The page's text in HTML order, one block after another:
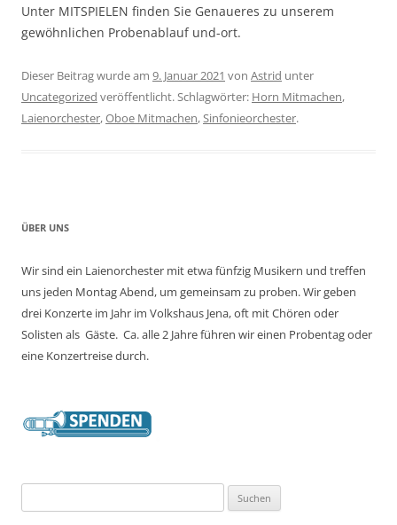
Unter MITSPIELEN finden Sie Genaueres zu unserem
gewöhnlichen Probenablauf und-ort.
Dieser Beitrag wurde am 9. Januar 2021 von Astrid unter
Uncategorized veröffentlicht. Schlagwörter: Horn Mitmachen,
Laienorchester,Oboe Mitmachen,Sinfonieorchester.
ÜBER UNS
Wir sind ein Laienorchester mit etwa fünfzig Musikern und treffen
uns jeden Montag Abend, um gemeinsam zu proben. Wir geben
drei Konzerte im Jahr im Volkshaus Jena, oft mit Chören oder
Solisten als Gäste. Ca. alle 2 Jahre führen wir einen Probentag oder
eine Konzertreise durch.
nach: